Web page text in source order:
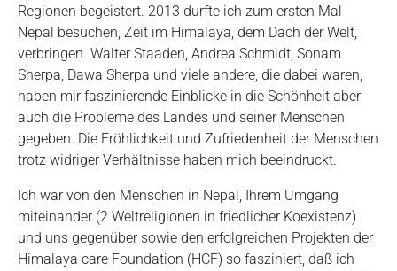
Regionen begeistert. 2013 durfte ich zum ersten Mal
Nepal besuchen, Zeit im Himalaya, dem Dach der Welt,
verbringen. Walter Staaden, Andrea Schmidt, Sonam
Sherpa, Dawa Sherpa und viele andere, die dabei waren,
haben mir faszinierende Einblicke in die Schönheit aber
auch die Probleme des Landes und seiner Menschen
gegeben. Die Fröhlichkeit und Zufriedenheit der Menschen
trotz widriger Verhältnisse haben mich beeindruckt.
Ich war von den Menschen in Nepal, Ihrem Umgang
miteinander (2 Weltreligionen in friedlicher Koexistenz)
und uns gegenüber sowie den erfolgreichen Projekten der
Himalaya care Foundation (HCF) so fasziniert, daß ich